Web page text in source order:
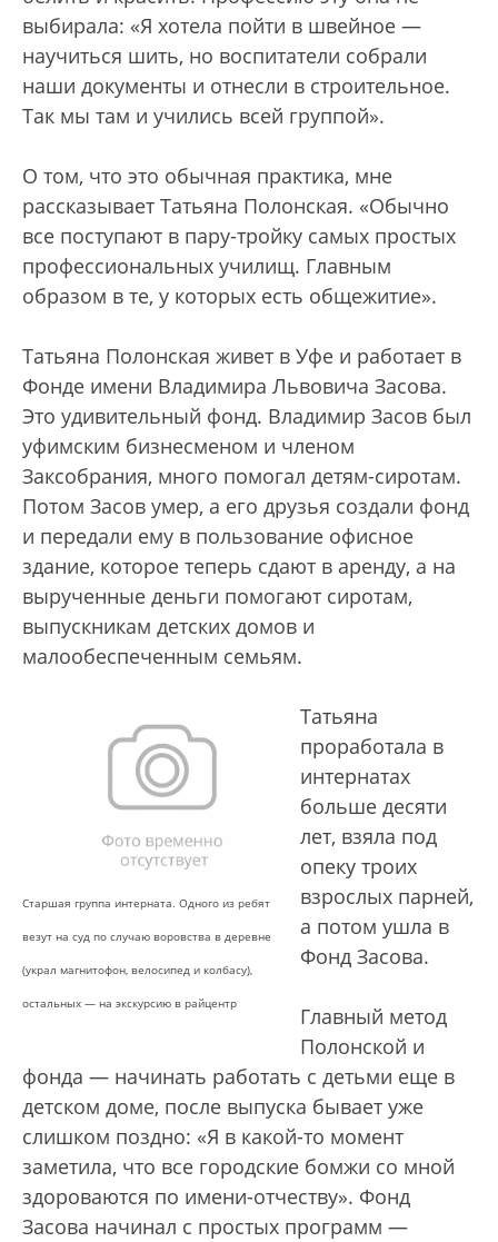
выбирала: «Я хотела пойти в швейное —
научиться шить, но воспитатели собрали
наши документы и отнесли в строительное.
Так мы там и учились всей группой».
О том, что это обычная практика, мне
рассказывает Татьяна Полонская. «Обычно
все поступают в пару-тройку самых простых
профессиональных училищ. Главным
образом в те, у которых есть общежитие».
Татьяна Полонская живет в Уфе и работает в
Фонде имени Владимира Львовича Засова.
Это удивительный фонд. Владимир Засов был
уфимским бизнесменом и членом
Заксобрания, много помогал детям-сиротам.
Потом Засов умер, а его друзья создали фонд
и передали ему в пользование офисное
здание, которое теперь сдают в аренду, а на
вырученные деньги помогают сиротам,
выпускникам детских домов и
малообеспеченным семьям.
Старшая группа интерната. Одного из ребят
везут на суд по случаю воровства в деревне
(украл магнитофон, велосипед и колбасу),
остальных — на экскурсию в райцентр
Татьяна
проработала в
интернатах
больше десяти
лет, взяла под
опеку троих
взрослых парней,
а потом ушла в
Фонд Засова.
Главный метод
Полонской и
фонда — начинать работать с детьми еще в
детском доме, после выпуска бывает уже
слишком поздно: «Я в какой-то момент
заметила, что все городские бомжи со мной
здороваются по имени-отчеству». Фонд
Засова начинал с простых программ —